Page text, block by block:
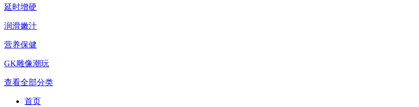
延时增硬
润滑嫩汁
营养保健
GK雕像潮玩
查看全部分类
首页